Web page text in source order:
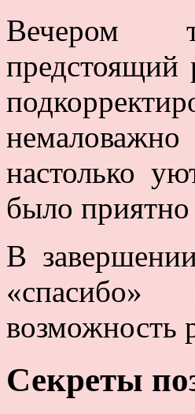
Вечером
предстоящий
настолько
было приятно
В
«спасибо»
возможность
Секреты